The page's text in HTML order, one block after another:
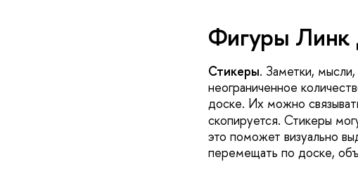
Фигуры Линк
Стикеры. Заметки, мысли,
неограниченное
доске. Их можно
скопируется. Стикеры
это поможет визуально
перемещать по доске,